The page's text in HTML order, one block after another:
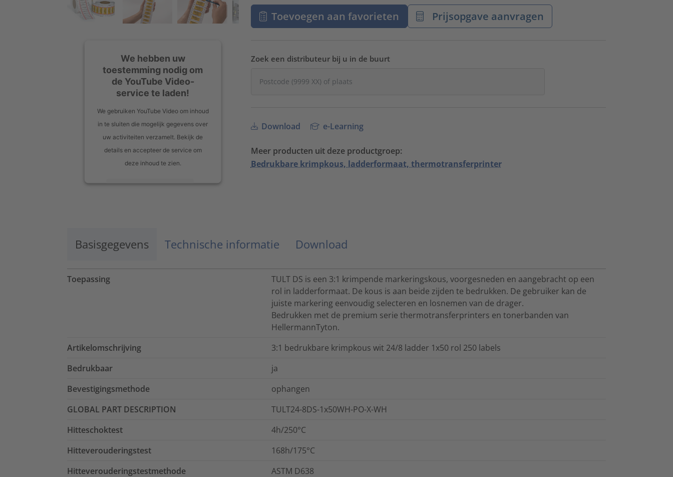
We hebben uw
toestemming nodig om
de YouTube Video-
service te laden!
We gebruiken YouTube Video om inhoud
in te sluiten die mogelijk gegevens over
uw activiteiten verzamelt. Bekijk de
details en accepteer de service om
deze inhoud te zien.
Toevoegen aan favorieten Prijsopgave aanvragen
Zoek een distributeur bij u in de buurt
Download e-Learning
Meer producten uit deze productgroep:
Bedrukbare krimpkous, ladderformaat, thermotransferprinter
Basisgegevens Technische informatie Download
Toepassing
TULT DS is een 3:1 krimpende markeringskous, voorgesneden en aangebracht op een
rol in ladderformaat. De kous is aan beide zijden te bedrukken. De gebruiker kan de
juiste markering eenvoudig selecteren en losnemen van de drager.
Bedrukken met de premium serie thermotransferprinters en tonerbanden van
HellermannTyton.
Artikelomschrijving
3:1 bedrukbare krimpkous wit 24/8 ladder 1x50 rol 250 labels
Bedrukbaar
ja
Bevestigingsmethode
ophangen
GLOBAL PART DESCRIPTION
TULT24-8DS-1x50WH-PO-X-WH
Hitteschoktest
4h/250°C
Hitteverouderingstest
168h/175°C
Hitteverouderingstestmethode
ASTM D638